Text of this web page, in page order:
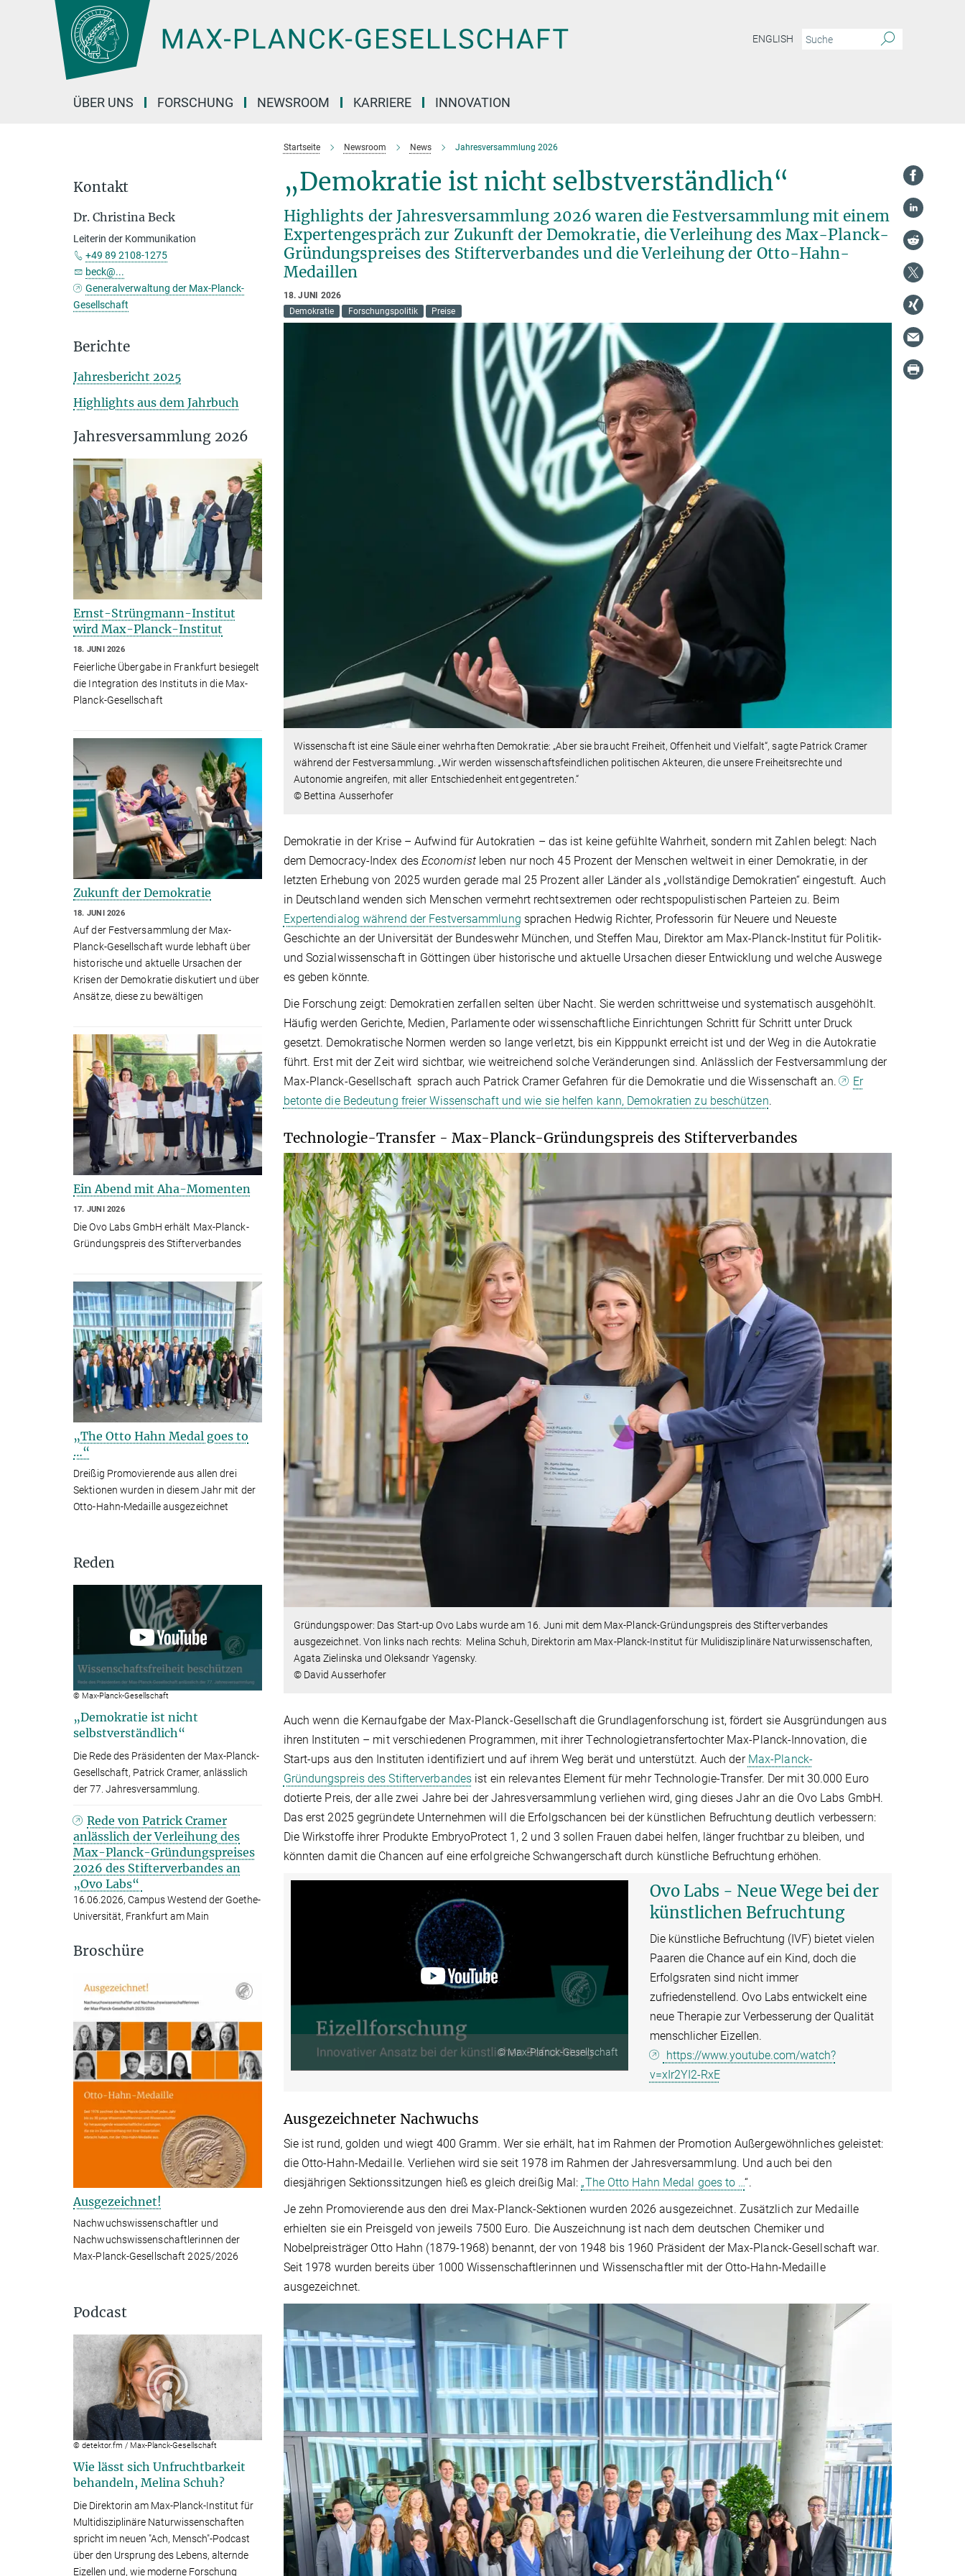
Hauptinhalt
ENGLISH
ÜBER UNS FORSCHUNG NEWSROOM KARRIERE INNOVATION
Startseite Newsroom News Jahresversammlung 2026
„Demokratie ist nicht selbstverständlich“
Highlights der Jahresversammlung 2026 waren die Festversammlung mit einem
Expertengespräch zur Zukunft der Demokratie, die Verleihung des Max-Planck-
Gründungspreises des Stifterverbandes und die Verleihung der Otto-Hahn-
Medaillen
18. JUNI 2026
Demokratie
Forschungspolitik Preise
Wissenschaft ist eine Säule einer wehrhaften Demokratie: „Aber sie braucht Freiheit, Offenheit und Vielfalt“, sagte Patrick Cramer
während der Festversammlung. „Wir werden wissenschaftsfeindlichen politischen Akteuren, die unsere Freiheitsrechte und
Autonomie angreifen, mit aller Entschiedenheit entgegentreten.“
© Bettina Ausserhofer
Demokratie in der Krise – Aufwind für Autokratien – das ist keine gefühlte Wahrheit, sondern mit Zahlen belegt: Nach
dem Democracy-Index des Economistleben nur noch 45 Prozent der Menschen weltweit in einer Demokratie, in der
letzten Erhebung von 2025 wurden gerade mal 25 Prozent aller Länder als „vollständige Demokratien“ eingestuft. Auch
in Deutschland wenden sich Menschen vermehrt rechtsextremen oder rechtspopulistischen Parteien zu. Beim
Expertendialog während der Festversammlung sprachen Hedwig Richter, Professorin für Neuere und Neueste
Geschichte an der Universität der Bundeswehr München, und Steffen Mau, Direktor am Max-Planck-Institut für Politik-
und Sozialwissenschaft in Göttingen über historische und aktuelle Ursachen dieser Entwicklung und welche Auswege
es geben könnte.
Die Forschung zeigt: Demokratien zerfallen selten über Nacht. Sie werden schrittweise und systematisch ausgehöhlt.
Häufig werden Gerichte, Medien, Parlamente oder wissenschaftliche Einrichtungen Schritt für Schritt unter Druck
gesetzt. Demokratische Normen werden so lange verletzt, bis ein Kipppunkt erreicht ist und der Weg in die Autokratie
führt. Erst mit der Zeit wird sichtbar, wie weitreichend solche Veränderungen sind. Anlässlich der Festversammlung der
Max-Planck-Gesellschaft sprach auch Patrick Cramer Gefahren für die Demokratie und die Wissenschaft an.
Er
betonte die Bedeutung freier Wissenschaft und wie sie helfen kann, Demokratien zu beschützen.
Technologie-Transfer - Max-Planck-Gründungspreis des Stifterverbandes
Gründungspower: Das Start-up Ovo Labs wurde am 16. Juni mit dem Max-Planck-Gründungspreis des Stifterverbandes
ausgezeichnet. Von links nach rechts: Melina Schuh, Direktorin am Max-Planck-Institut für Mulidisziplinäre Naturwissenschaften,
Agata Zielinska und Oleksandr Yagensky.
© David Ausserhofer
Auch wenn die Kernaufgabe der Max-Planck-Gesellschaft die Grundlagenforschung ist, fördert sie Ausgründungen aus
ihren Instituten – mit verschiedenen Programmen, mit ihrer Technologietransfertochter Max-Planck-Innovation, die
Start-ups aus den Instituten identifiziert und auf ihrem Weg berät und unterstützt. Auch der Max-Planck-
Gründungspreis des Stifterverbandes ist ein relevantes Element für mehr Technologie-Transfer. Der mit 30.000 Euro
dotierte Preis, der alle zwei Jahre bei der Jahresversammlung verliehen wird, ging dieses Jahr an die Ovo Labs GmbH.
Das erst 2025 gegründete Unternehmen will die Erfolgschancen bei der künstlichen Befruchtung deutlich verbessern:
Die Wirkstoffe ihrer Produkte EmbryoProtect 1, 2 und 3 sollen Frauen dabei helfen, länger fruchtbar zu bleiben, und
könnten damit die Chancen auf eine erfolgreiche Schwangerschaft durch künstliche Befruchtung erhöhen.
© Max-Planck-Gesellschaft
Ovo Labs - Neue Wege bei der
künstlichen Befruchtung
Die künstliche Befruchtung (IVF) bietet vielen
Paaren die Chance auf ein Kind, doch die
Erfolgsraten sind nicht immer
zufriedenstellend. Ovo Labs entwickelt eine
neue Therapie zur Verbesserung der Qualität
menschlicher Eizellen.
https://www.youtube.com/watch?
v=xIr2YI2-RxE
Ausgezeichneter Nachwuchs
Sie ist rund, golden und wiegt 400 Gramm. Wer sie erhält, hat im Rahmen der Promotion Außergewöhnliches geleistet:
die Otto-Hahn-Medaille. Verliehen wird sie seit 1978 im Rahmen der Jahresversammlung. Und auch bei den
diesjährigen Sektionssitzungen hieß es gleich dreißig Mal: „The Otto Hahn Medal goes to …“.
Je zehn Promovierende aus den drei Max-Planck-Sektionen wurden 2026 ausgezeichnet. Zusätzlich zur Medaille
erhielten sie ein Preisgeld von jeweils 7500 Euro. Die Auszeichnung ist nach dem deutschen Chemiker und
Nobelpreisträger Otto Hahn (1879-1968) benannt, der von 1948 bis 1960 Präsident der Max-Planck-Gesellschaft war.
Seit 1978 wurden bereits über 1000 Wissenschaftlerinnen und Wissenschaftler mit der Otto-Hahn-Medaille
ausgezeichnet.
Kontakt
Dr. Christina Beck
Leiterin der Kommunikation
+49 89 2108-1275
beck@...
Generalverwaltung der Max-Planck-
Gesellschaft
Berichte
Jahresbericht 2025
Highlights aus dem Jahrbuch
Jahresversammlung 2026
Ernst-Strüngmann-Institut
wird Max-Planck-Institut
18. JUNI 2026
Feierliche Übergabe in Frankfurt besiegelt
die Integration des Instituts in die Max-
Planck-Gesellschaft
Zukunft der Demokratie
18. JUNI 2026
Auf der Festversammlung der Max-
Planck-Gesellschaft wurde lebhaft über
historische und aktuelle Ursachen der
Krisen der Demokratie diskutiert und über
Ansätze, diese zu bewältigen
Ein Abend mit Aha-Momenten
17. JUNI 2026
Die Ovo Labs GmbH erhält Max-Planck-
Gründungspreis des Stifterverbandes
„The Otto Hahn Medal goes to
…“
Dreißig Promovierende aus allen drei
Sektionen wurden in diesem Jahr mit der
Otto-Hahn-Medaille ausgezeichnet
Reden
© Max-Planck-Gesellschaft
„Demokratie ist nicht
selbstverständlich“
Die Rede des Präsidenten der Max-Planck-
Gesellschaft, Patrick Cramer, anlässlich
der 77. Jahresversammlung.
Rede von Patrick Cramer
anlässlich der Verleihung des
Max-Planck-Gründungspreises
2026 des Stifterverbandes an
„Ovo Labs“
16.06.2026, Campus Westend der Goethe-
Universität, Frankfurt am Main
Broschüre
Ausgezeichnet!
Nachwuchswissenschaftler und
Nachwuchswissenschaftlerinnen der
Max-Planck-Gesellschaft 2025/2026
Podcast
© detektor.fm / Max-Planck-Gesellschaft
Wie lässt sich Unfruchtbarkeit
behandeln, Melina Schuh?
Die Direktorin am Max-Planck-Institut für
Multidisziplinäre Naturwissenschaften
spricht im neuen "Ach, Mensch"-Podcast
über den Ursprung des Lebens, alternde
Eizellen und, wie moderne Forschung